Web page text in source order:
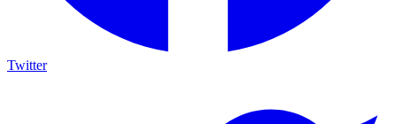
Twitter